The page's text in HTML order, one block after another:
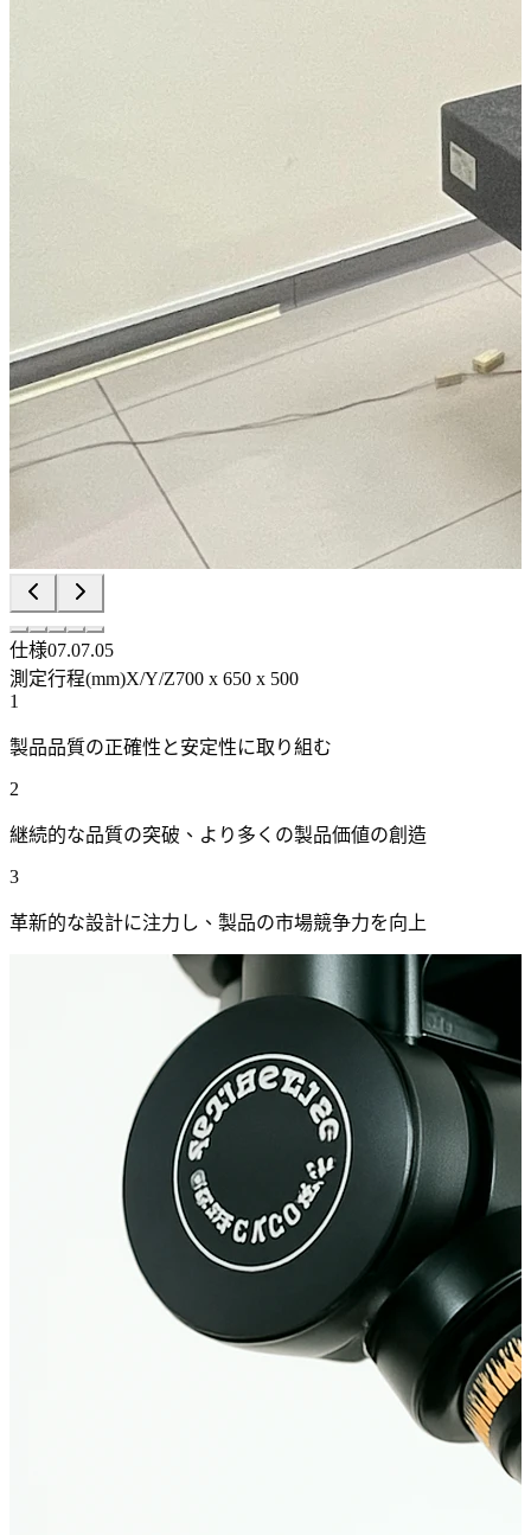
仕様07.07.05
測定行程(mm)X/Y/Z700 x 650 x 500
1
製品品質の正確性と安定性に取り組む
2
継続的な品質の突破、より多くの製品価値の創造
3
革新的な設計に注力し、製品の市場競争力を向上